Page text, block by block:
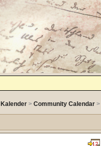
Kalender >Community Calendar